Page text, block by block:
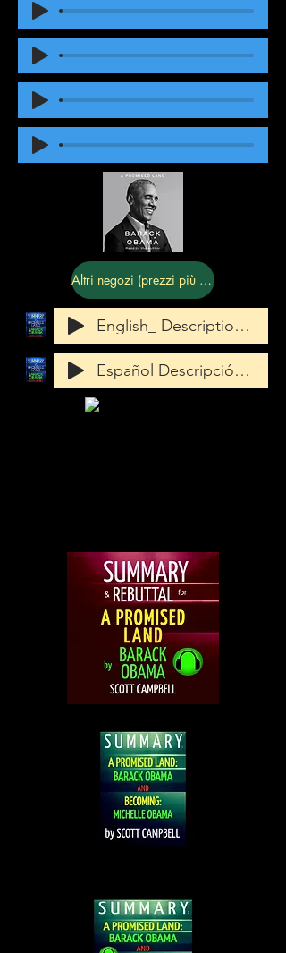
Altri negozi (prezzi più alti)
English_ Description_Reviews_Preface, Ch
Español Descripción Reseñas Prefacio Cap